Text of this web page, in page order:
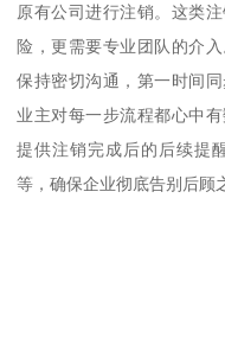
原有公司进行注销。这类
险，更需要专业团队的介
保持密切沟通，第一时间
业主对每一步流程都心中
提供注销完成后的后续提
等，确保企业彻底告别后顾